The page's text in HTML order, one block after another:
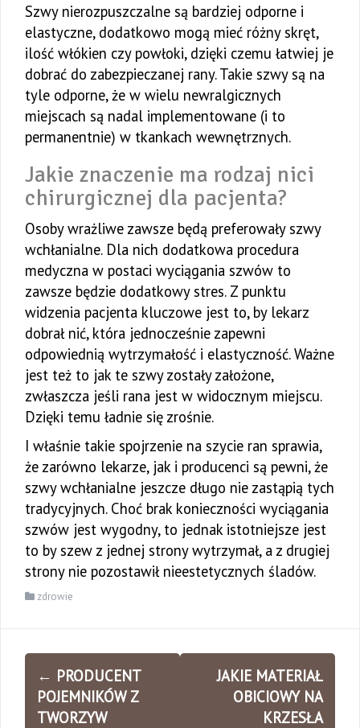
Szwy nierozpuszczalne są bardziej odporne i
elastyczne, dodatkowo mogą mieć różny skręt,
ilość włókien czy powłoki, dzięki czemu łatwiej je
dobrać do zabezpieczanej rany. Takie szwy są na
tyle odporne, że w wielu newralgicznych
miejscach są nadal implementowane (i to
permanentnie) w tkankach wewnętrznych.
Jakie znaczenie ma rodzaj nici
chirurgicznej dla pacjenta?
Osoby wrażliwe zawsze będą preferowały szwy
wchłanialne. Dla nich dodatkowa procedura
medyczna w postaci wyciągania szwów to
zawsze będzie dodatkowy stres. Z punktu
widzenia pacjenta kluczowe jest to, by lekarz
dobrał nić, która jednocześnie zapewni
odpowiednią wytrzymałość i elastyczność. Ważne
jest też to jak te szwy zostały założone,
zwłaszcza jeśli rana jest w widocznym miejscu.
Dzięki temu ładnie się zrośnie.
I właśnie takie spojrzenie na szycie ran sprawia,
że zarówno lekarze, jak i producenci są pewni, że
szwy wchłanialne jeszcze długo nie zastąpią tych
tradycyjnych. Choć brak konieczności wyciągania
szwów jest wygodny, to jednak istotniejsze jest
to by szew z jednej strony wytrzymał, a z drugiej
strony nie pozostawił nieestetycznych śladów.
zdrowie
Zobacz
wpisy
← PRODUCENT
POJEMNIKÓW Z
TWORZYW
JAKIE MATERIAŁ
OBICIOWY NA
KRZESŁA